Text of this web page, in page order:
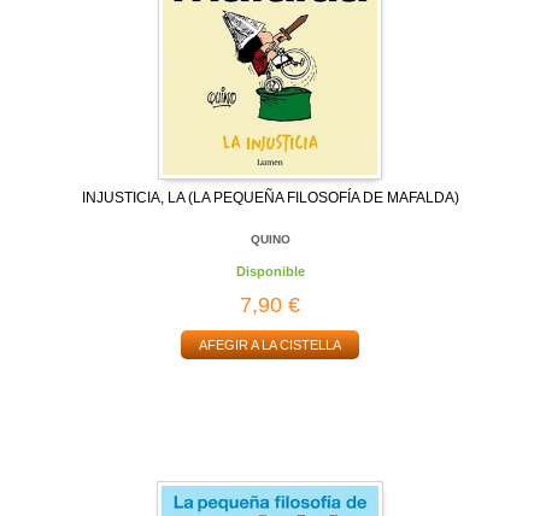
INJUSTICIA, LA (LA PEQUEÑA FILOSOFÍA DE MAFALDA)
QUINO
Disponible
7,90 €
AFEGIR A LA CISTELLA